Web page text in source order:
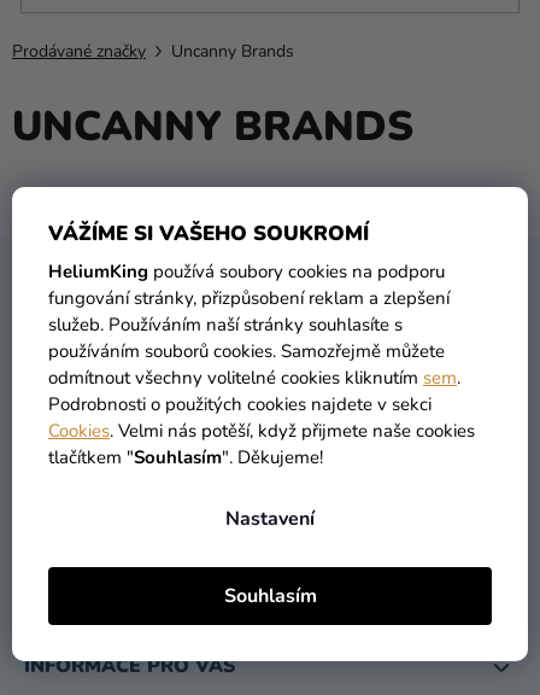
VÁŽÍME SI VAŠEHO SOUKROMÍ
HeliumKing používá soubory cookies na podporu
fungování stránky, přizpůsobení reklam a zlepšení
služeb. Používáním naší stránky souhlasíte s
používáním souborů cookies. Samozřejmě můžete
odmítnout všechny volitelné cookies kliknutím sem.
Podrobnosti o použitých cookies najdete v sekci
Cookies. Velmi nás potěší, když přijmete naše cookies
tlačítkem "Souhlasím". Děkujeme!
Nastavení
Souhlasím
stany
Kanekalon
Helium
a
Svatba
Párty
Výzdoba
a
doplňky
Kostýmy
Oblečení
Dárky
merch
Svátky
Prodávané značky Uncanny Brands
UNCANNY BRANDS
KONTAKT
info@heliumking.cz
INFORMACE PRO VÁS